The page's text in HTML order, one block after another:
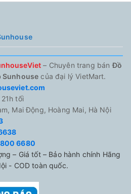
– Chuyên trang bánĐồ
Sunhouse của đại lý VietMart.
tối
Mai Động, Hoàng Mai, Hà Nội
6680
– Giá tốt – Bảo hành chính Hãng
- COD toàn quốc.